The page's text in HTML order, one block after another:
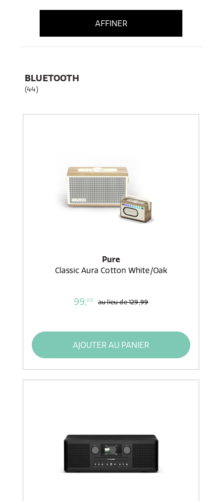
AFFINER
BLUETOOTH
(44)
Pure
Classic Aura Cotton White/Oak
99,00 au lieu de129,99
AJOUTER AU PANIER